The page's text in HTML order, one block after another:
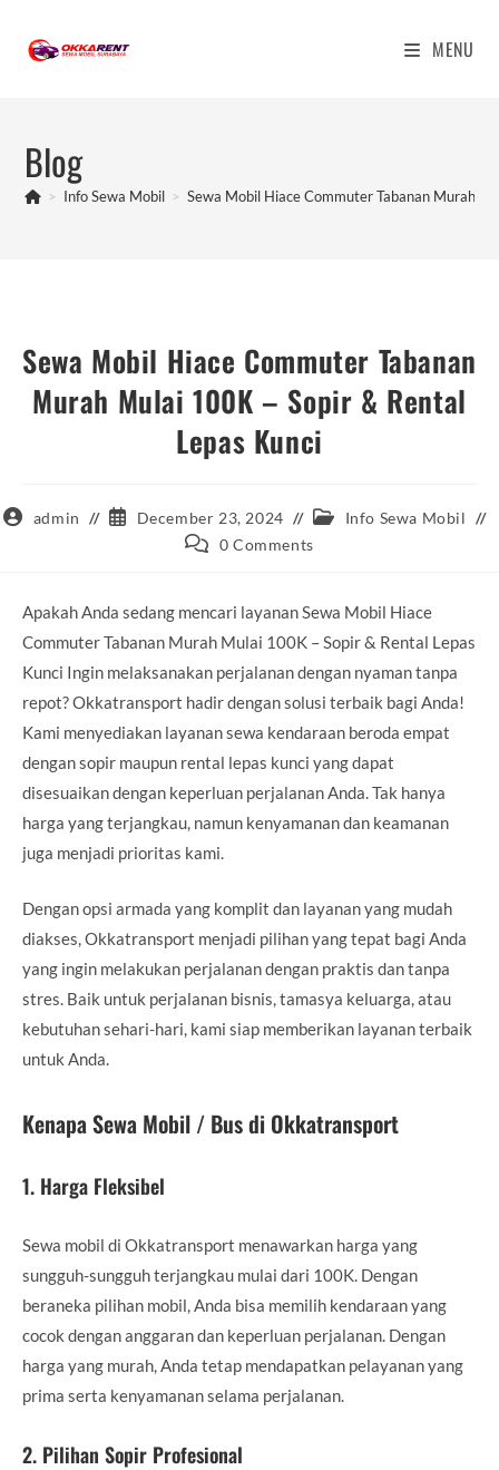
content
MENU
Blog
> Info Sewa Mobil > Sewa Mobil Hiace Commuter Tabanan Murah
Sewa Mobil Hiace Commuter Tabanan
Murah Mulai 100K – Sopir & Rental
Lepas Kunci
Postadmin
Post
published:
December 23, 2024
Post Info Sewa Mobil
Post 0 Comments
Apakah Anda sedang mencari layanan Sewa Mobil Hiace
Commuter Tabanan Murah Mulai 100K – Sopir & Rental Lepas
Kunci Ingin melaksanakan perjalanan dengan nyaman tanpa
repot? Okkatransport hadir dengan solusi terbaik bagi Anda!
Kami menyediakan layanan sewa kendaraan beroda empat
dengan sopir maupun rental lepas kunci yang dapat
disesuaikan dengan keperluan perjalanan Anda. Tak hanya
harga yang terjangkau, namun kenyamanan dan keamanan
juga menjadi prioritas kami.
Dengan opsi armada yang komplit dan layanan yang mudah
diakses, Okkatransport menjadi pilihan yang tepat bagi Anda
yang ingin melakukan perjalanan dengan praktis dan tanpa
stres. Baik untuk perjalanan bisnis, tamasya keluarga, atau
kebutuhan sehari-hari, kami siap memberikan layanan terbaik
untuk Anda.
Kenapa Sewa Mobil / Bus di Okkatransport
1. Harga Fleksibel
Sewa mobil di Okkatransport menawarkan harga yang
sungguh-sungguh terjangkau mulai dari 100K. Dengan
beraneka pilihan mobil, Anda bisa memilih kendaraan yang
cocok dengan anggaran dan keperluan perjalanan. Dengan
harga yang murah, Anda tetap mendapatkan pelayanan yang
prima serta kenyamanan selama perjalanan.
2. Pilihan Sopir Profesional